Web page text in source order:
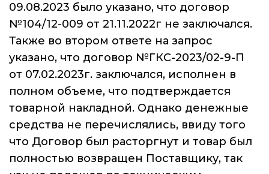
09.08.2023 было указано, что договор
№104/12-009 от 21.11.2022г не заключался.
Также во втором ответе на запрос
указано, что договор №ГКС-2023/02-9-П
от 07.02.2023г. заключался, исполнен в
полном объеме, что подтверждается
товарной накладной. Однако денежные
средства не перечислялись, ввиду того
что Договор был расторгнут и товар был
полностью возвращен Поставщику, так